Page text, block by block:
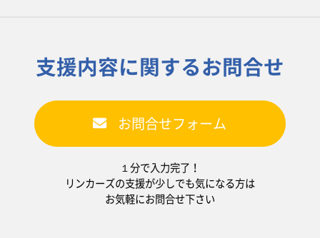
支援内容に関するお問合せ
お問合せフォーム
１分で入力完了！
リンカーズの支援が少しでも気になる方は
お気軽にお問合せ下さい